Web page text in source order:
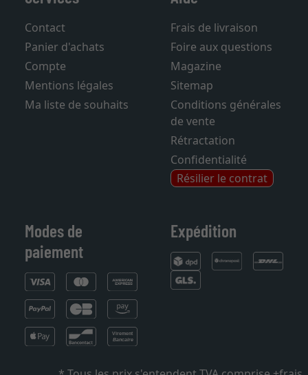
Contact
Panier d'achats
Compte
Mentions légales
Ma liste de souhaits
Frais de livraison
Foire aux questions
Magazine
Sitemap
Conditions générales
de vente
Rétractation
Confidentialité
Résilier le contrat
Modes de
paiement
Expédition